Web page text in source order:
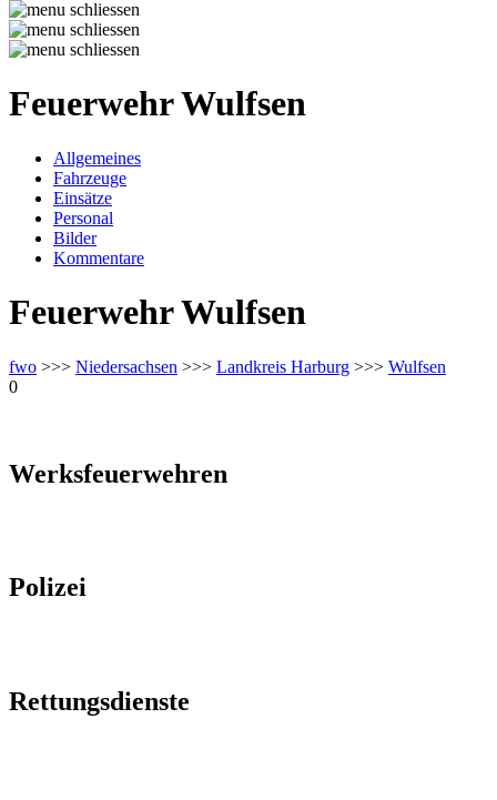
Feuerwehr Wulfsen
Allgemeines
Fahrzeuge
Einsätze
Personal
Bilder
Kommentare
Feuerwehr Wulfsen
fwo >>> Niedersachsen >>> Landkreis Harburg >>> Wulfsen
0
Werksfeuerwehren
Polizei
Rettungsdienste